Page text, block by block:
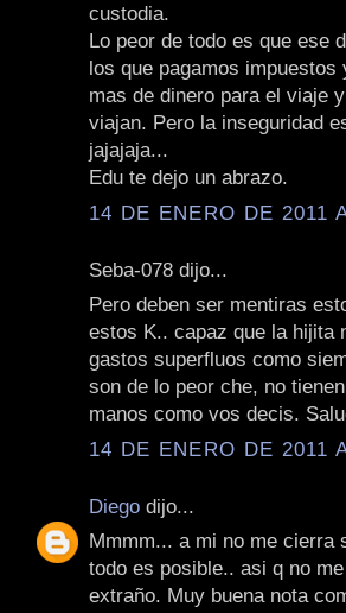
custodia.
Lo peor de todo es que ese
los que pagamos
mas de dinero para el viaje
viajan. Pero la inseguridad
jajajaja...
Edu te dejo un abrazo.
14 DE ENERO DE 2011
Seba-078 dijo...
Pero deben ser mentiras
estos K.. capaz que la hijita
gastos superfluos como
son de lo peor che, no
manos como vos decis.
14 DE ENERO DE 2011
Diego dijo...
Mmmm... a mi no me cierra
todo es posible.. asi q no
extraño. Muy buena nota